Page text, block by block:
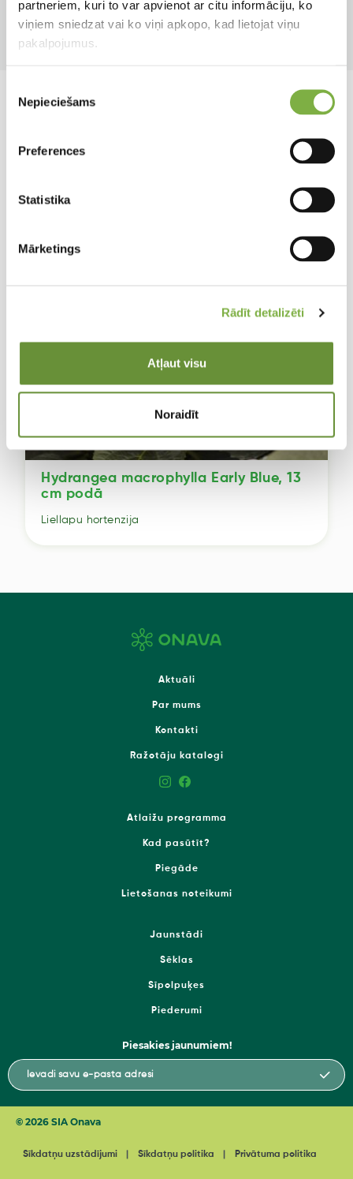
partneriem, kuri to var apvienot ar citu informāciju, ko
viņiem sniedzat vai ko viņi apkopo, kad lietojat viņu
pakalpojumus.
izvēle
Nepieciešams
Preferences
Statistika
Mārketings
Rādīt detalizēti
Atļaut visu
Noraidīt
Produkta tips
Pusgatavs augs
Līdzīgi produkti
Hydrangea macrophylla Early Blue, 13
cm podā
Liellapu hortenzija
Aktuāli
Par mums
Kontakti
Ražotāju katalogi
Atlaižu programma
Kad pasūtīt?
Piegāde
Lietošanas noteikumi
Jaunstādi
Sēklas
Sīpolpuķes
Piederumi
Piesakies jaunumiem!
© 2026 SIA Onava
Sīkdatņu uzstādījumi Sīkdatņu politika Privātuma politika